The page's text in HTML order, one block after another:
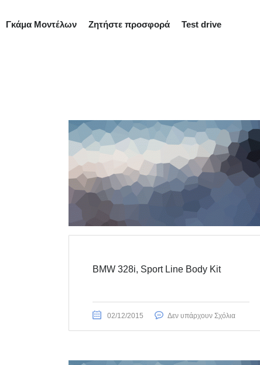
Γκάμα Μοντέλων Ζητήστε προσφορά Test drive
BMW 328i, Sport Line Body Kit
02/12/2015 Δεν υπάρχουν Σχόλια